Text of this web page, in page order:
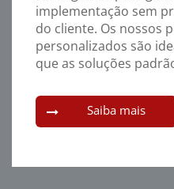
implementação sem
do cliente. Os nossos
personalizados são
que as soluções
Saiba mais